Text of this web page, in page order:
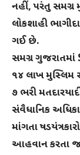
નહીં, પરંતુ સમગ્ર
લોકશાહી
ગઈ છે.
સમગ્ર ગુજરાતમાં
૧૪ લાખ મુસ્લિમ
૭ ભરી
સંવૈધાનિક
માંગતા
આહવાન કરતા